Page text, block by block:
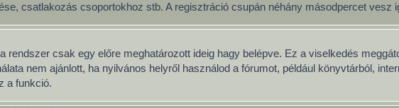
csatlakozás csoportokhoz stb. A regisztráció csupán néhány másodpercet vesz
rendszer csak egy előre meghatározott ideig hagy belépve. Ez a viselkedés
nem ajánlott, ha nyilvános helyről használod a fórumot, például könyvtárból,
a funkció.